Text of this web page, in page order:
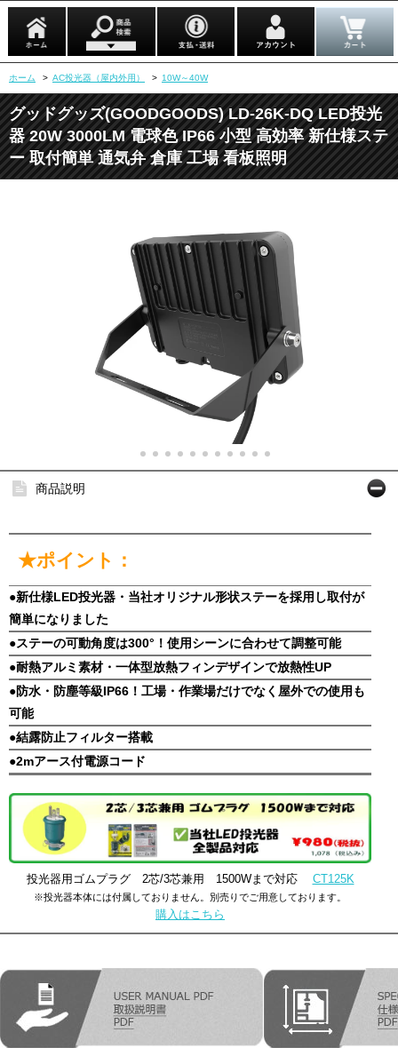
ホーム > AC投光器（屋内外用） > 10W～40W
グッドグッズ(GOODGOODS) LD-26K-DQ LED投光
器 20W 3000LM 電球色 IP66 小型 高効率 新仕様ステ
ー 取付簡単 通気弁 倉庫 工場 看板照明
商品説明
★ポイント：
●新仕様LED投光器・当社オリジナル形状ステーを採用し取付が
簡単になりました
●ステーの可動角度は300°！使用シーンに合わせて調整可能
●耐熱アルミ素材・一体型放熱フィンデザインで放熱性UP
●防水・防塵等級IP66！工場・作業場だけでなく屋外での使用も
可能
●結露防止フィルター搭載
●2mアース付電源コード
投光器用ゴムプラグ 2芯/3芯兼用 1500Wまで対応 CT125K
※投光器本体には付属しておりません。別売りでご用意しております。
購入はこちら